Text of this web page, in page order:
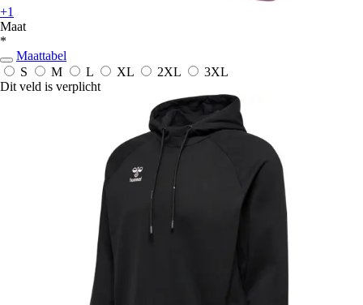
+1
Maat
*
Maattabel
S
M L XL 2XL
3XL
Dit veld is verplicht